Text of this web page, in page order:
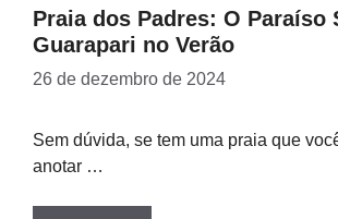
Praia dos Padres: O Paraíso
Guarapari no Verão
26 de dezembro de 2024
Sem dúvida, se tem uma praia que
anotar …